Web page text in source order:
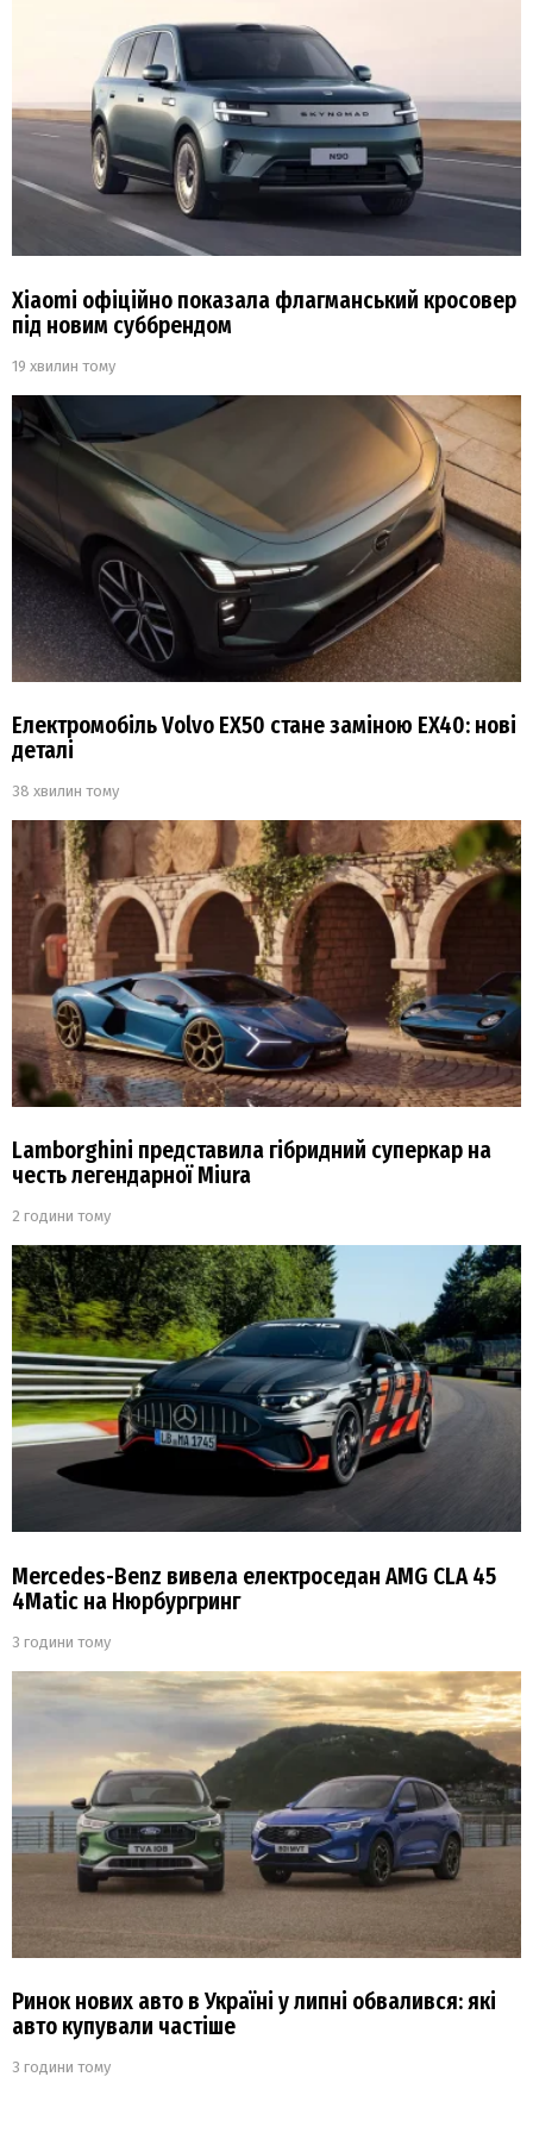
Xiaomi офіційно показала флагманський кросовер
під новим суббрендом
19 хвилин тому
Електромобіль Volvo EX50 стане заміною EX40: нові
деталі
38 хвилин тому
Lamborghini представила гібридний суперкар на
честь легендарної Miura
2 години тому
Mercedes-Benz вивела електроседан AMG CLA 45
4Matic на Нюрбургринг
3 години тому
Ринок нових авто в Україні у липні обвалився: які
авто купували частіше
3 години тому